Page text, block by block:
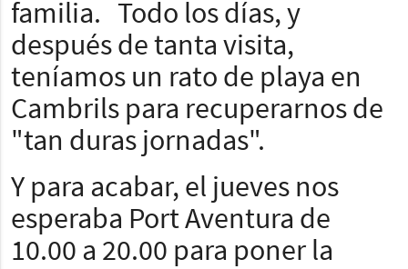
familia. Todo los días, y
después de tanta visita,
teníamos un rato de playa en
Cambrils para recuperarnos de
"tan duras jornadas".
Y para acabar, el jueves nos
esperaba Port Aventura de
10.00 a 20.00 para poner la